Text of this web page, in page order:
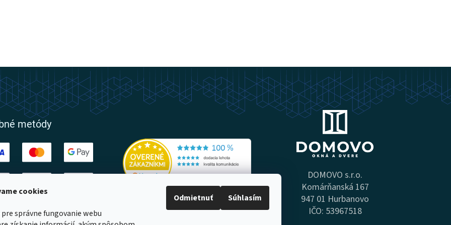
cookies
správne fungovanie webu
Odmietnuť Súhlasím
metódy
DOMOVO s.r.o.
Komárňanská 167
947 01 Hurbanovo
IČO: 53967518